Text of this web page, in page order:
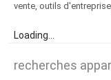
vente, outils
Loading...
recherches